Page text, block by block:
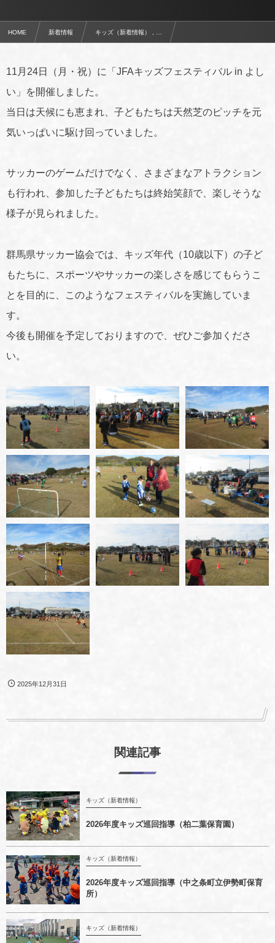
HOME 新着情報 キッズ（新着情報） , …
11月24日（月・祝）に「JFAキッズフェスティバル in よし
い」を開催しました。
当日は天候にも恵まれ、子どもたちは天然芝のピッチを元
気いっぱいに駆け回っていました。
サッカーのゲームだけでなく、さまざまなアトラクション
も行われ、参加した子どもたちは終始笑顔で、楽しそうな
様子が見られました。
群馬県サッカー協会では、キッズ年代（10歳以下）の子ど
もたちに、スポーツやサッカーの楽しさを感じてもらうこ
とを目的に、このようなフェスティバルを実施していま
す。
今後も開催を予定しておりますので、ぜひご参加くださ
い。
2025年12月31日
関連記事
キッズ（新着情報）
2026年度キッズ巡回指導（柏二葉保育園）
キッズ（新着情報）
2026年度キッズ巡回指導（中之条町立伊勢町保育
所）
キッズ（新着情報）